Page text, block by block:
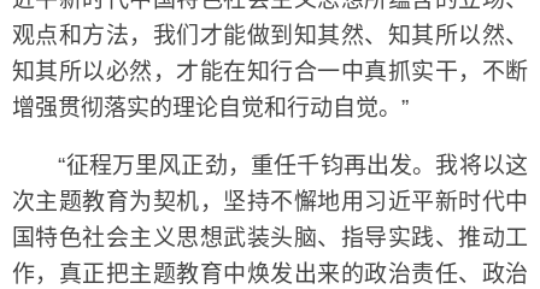
观点和方法，我们才能做到知其然、知其所以然、
知其所以必然，才能在知行合一中真抓实干，不断
增强贯彻落实的理论自觉和行动自觉。”
“征程万里风正劲，重任千钧再出发。我将以这
次主题教育为契机，坚持不懈地用习近平新时代中
国特色社会主义思想武装头脑、指导实践、推动工
作，真正把主题教育中焕发出来的政治责任、政治